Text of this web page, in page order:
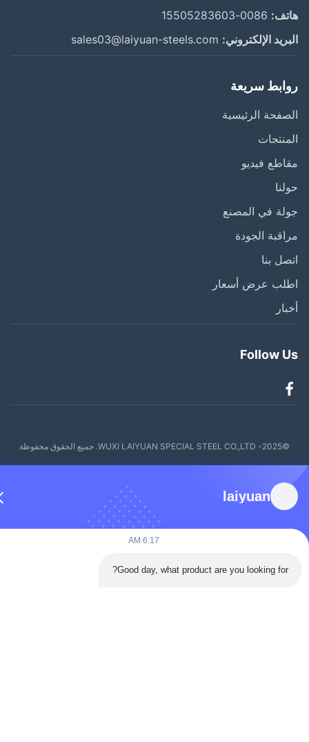
0086-15505283603
الإلكتروني: sales03@laiyuan-steels.com
سريعة
الرئيسية
فيديو
في المصنع
الجودة
بنا
عرض أسعار
Follow
laiyuan
Good day, what product are you looking